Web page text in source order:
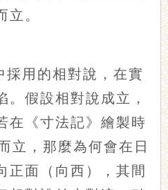
立。
採用的相對說，在實
。假設相對說成立，
在《寸法記》繪製時
立，那麼為何會在日
正面（向西），其間